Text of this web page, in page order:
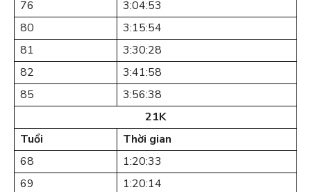
76
3:04:53
80
3:15:54
81
3:30:28
82
3:41:58
85
3:56:38
21K
Tuổi
Thời gian
68
1:20:33
69
1:20:14